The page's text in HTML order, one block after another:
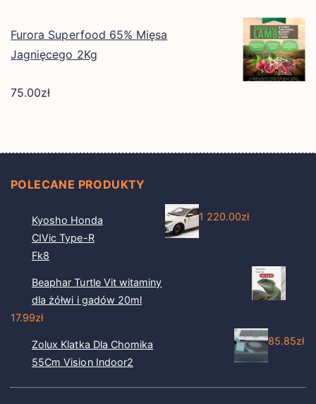
Furora Superfood 65% Mięsa
Jagnięcego 2Kg
75.00zł
POLECANE PRODUKTY
Kyosho Honda
CIVic Type-R
Fk8
1 220.00zł
Beaphar Turtle Vit witaminy
dla żółwi i gadów 20ml
17.99zł
Zolux Klatka Dla Chomika
55Cm Vision Indoor2
85.85zł